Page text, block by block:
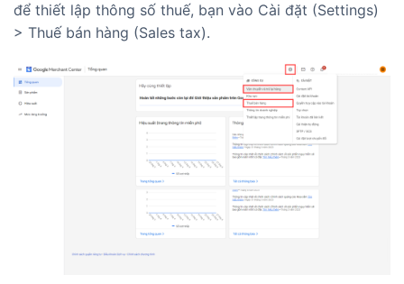
để thiết lập thông số thuế, bạn vào Cài đặt (Settings)
> Thuế bán hàng (Sales tax).